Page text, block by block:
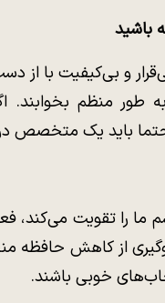
و بی‌کیفیت با از
به طور منظم
باید یک متخصص در
ما را تقویت می‌کند،
از کاهش حافظه
خوبی باشند.